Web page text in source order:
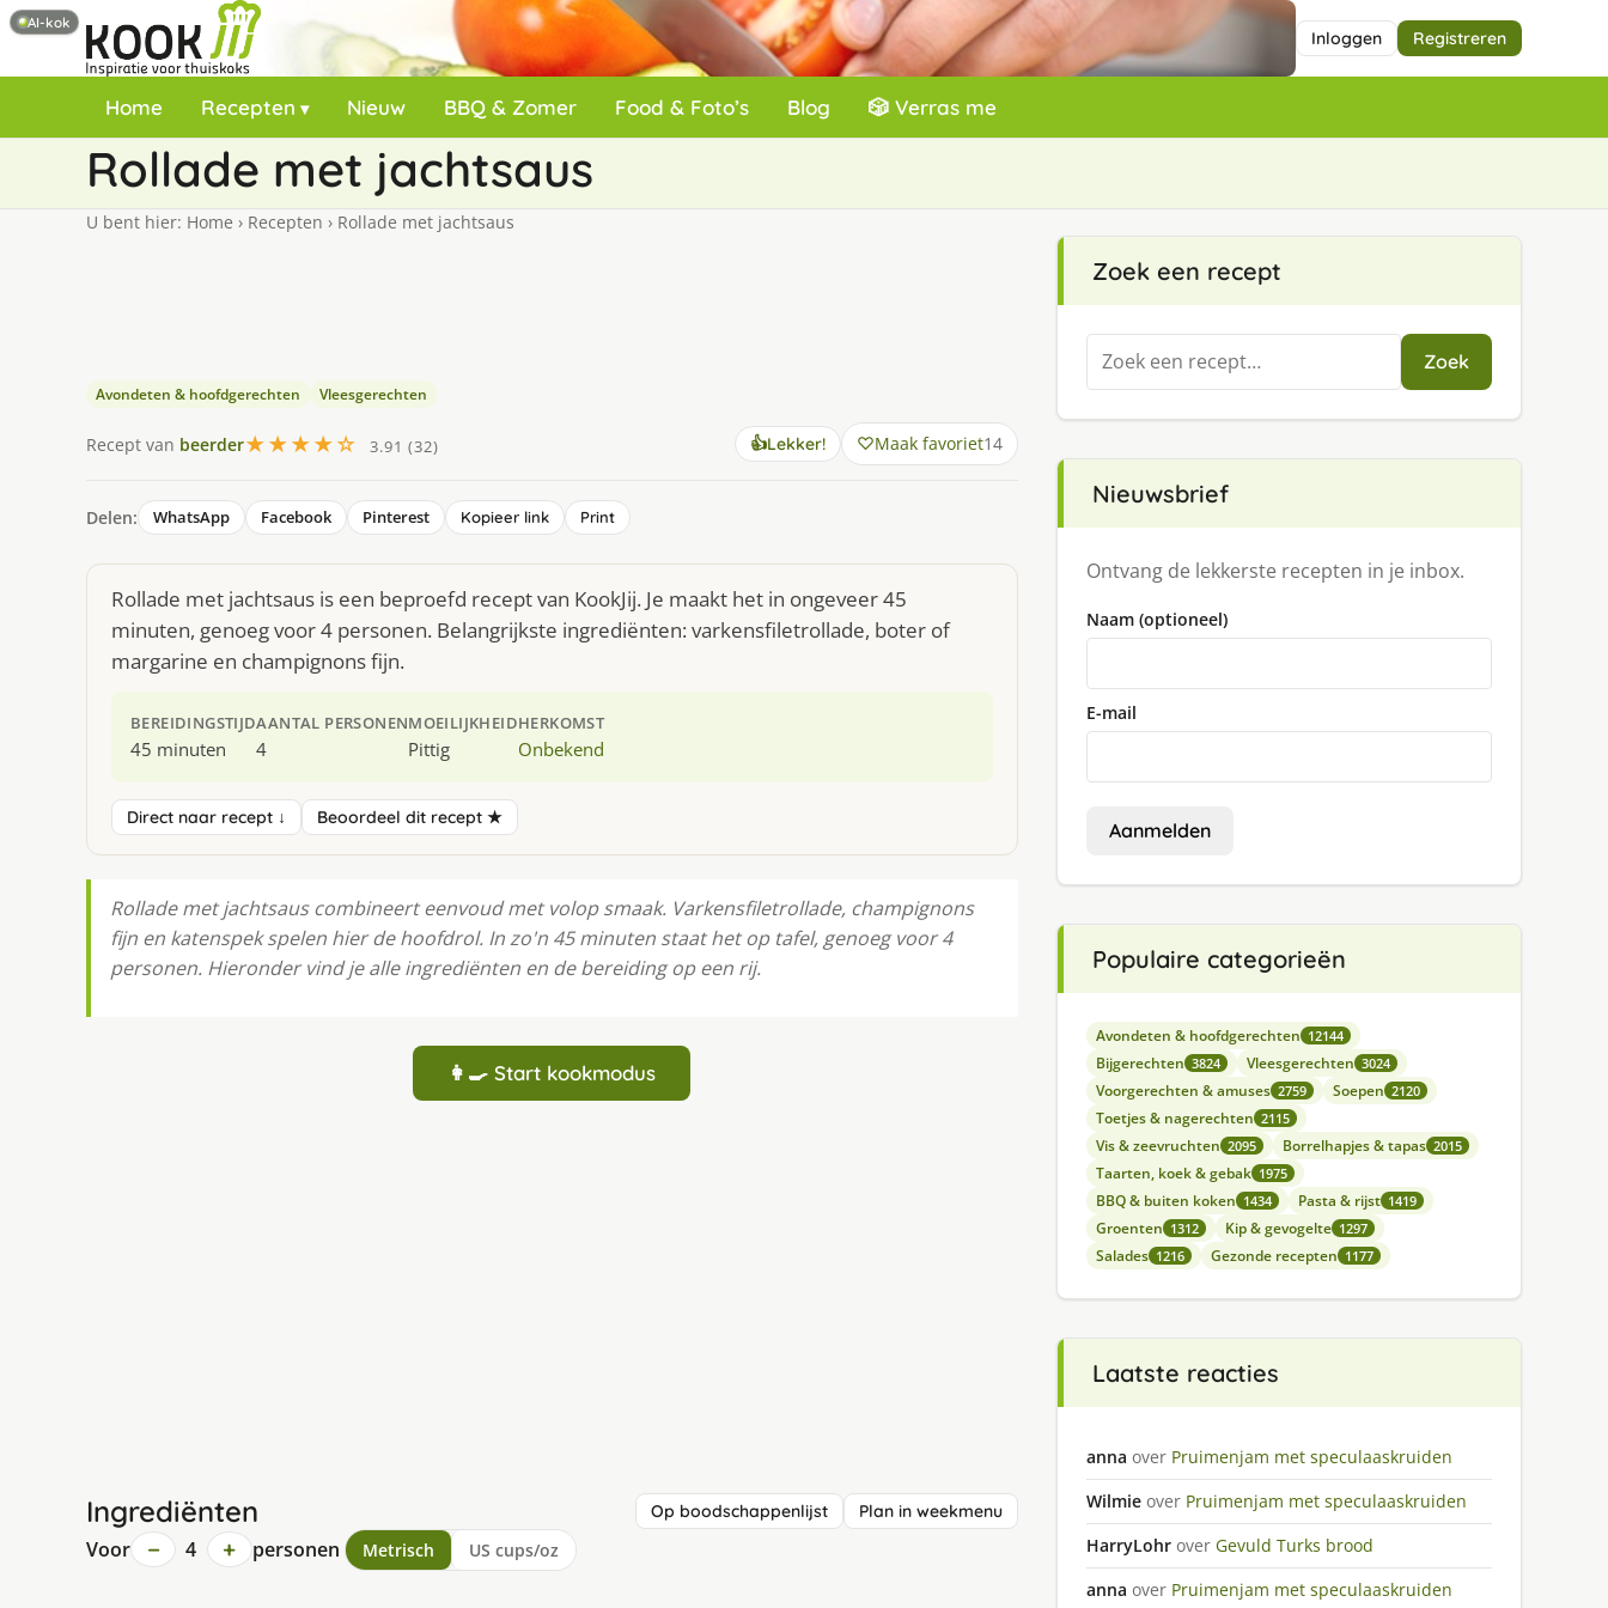
Inloggen Registreren
Home Recepten Nieuw BBQ & Zomer Food & Foto’s Blog 🎲 Verras me
Rollade met jachtsaus
U bent hier: Home › Recepten › Rollade met jachtsaus
Avondeten & hoofdgerechten Vleesgerechten
Recept van beerder★★★★☆ 3.91 (32) 👍Lekker! Maak favoriet14
Delen: WhatsApp Facebook Pinterest Kopieer link Print
Rollade met jachtsaus is een beproefd recept van KookJij. Je maakt het in ongeveer 45
minuten, genoeg voor 4 personen. Belangrijkste ingrediënten: varkensfiletrollade, boter of
margarine en champignons fijn.
BEREIDINGSTIJD
45 minuten
AANTAL PERSONEN
4
MOEILIJKHEID
Pittig
HERKOMST
Onbekend
Direct naar recept ↓ Beoordeel dit recept ★
Rollade met jachtsaus combineert eenvoud met volop smaak. Varkensfiletrollade, champignons
fijn en katenspek spelen hier de hoofdrol. In zo'n 45 minuten staat het op tafel, genoeg voor 4
personen. Hieronder vind je alle ingrediënten en de bereiding op een rij.
👩‍🍳 Start kookmodus
Ingrediënten Op boodschappenlijst Plan in weekmenu
Voor − 4 + personen Metrisch US cups/oz
Zoek een recept
Zoeken
naar:
Zoek
Nieuwsbrief
Ontvang de lekkerste recepten in je inbox.
Naam (optioneel)
E-mail
Aanmelden
Populaire categorieën
Avondeten & hoofdgerechten 12144
Bijgerechten 3824 Vleesgerechten 3024
Voorgerechten & amuses 2759 Soepen 2120
Toetjes & nagerechten 2115
Vis & zeevruchten 2095 Borrelhapjes & tapas 2015
Taarten, koek & gebak 1975
BBQ & buiten koken 1434 Pasta & rijst 1419
Groenten 1312 Kip & gevogelte 1297
Salades 1216 Gezonde recepten 1177
Laatste reacties
anna over Pruimenjam met speculaaskruiden
Wilmie over Pruimenjam met speculaaskruiden
HarryLohr over Gevuld Turks brood
anna over Pruimenjam met speculaaskruiden
AI-kok